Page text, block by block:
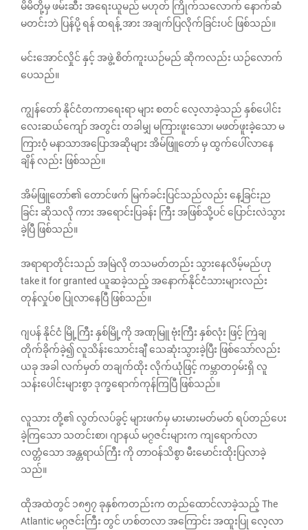
မိမိတို့မှ ဖမ်းဆီး အရေးယူမည် မဟုတ် ကြိုက်သလောက် နောက်ဆံ
မတင်းဘဲ ပြန်ပို့ ရန် ထရန့် အား အချက်ပြလိုက်ခြင်းပင် ဖြစ်သည်။
မင်းအောင်လှိုင် နှင့် အဖွဲ့ စိတ်ကူးယဉ်မည် ဆိုကလည်း ယဉ်လောက်
ပေသည်။
ကျွန်တော် နိုင်ငံတကာရေးရာ များ စတင် လေ့လာခဲ့သည် နှစ်ပေါင်း
လေးဆယ်ကျော် အတွင်း တခါမျှ မကြားဖူးသော၊ မဖတ်ဖူးခဲ့သော မ
ကြားဝံ့ မနာသာအပြောအဆိုများ အိမ်ဖြူတော် မှ ထွက်ပေါ်လာနေ
ချိန် လည်း ဖြစ်သည်။
အိမ်ဖြူတော်၏ တောင်ဖက် မြက်ခင်းပြင်သည်လည်း နေ့ခြင်းည
ခြင်း ဆိုသလို ကား အရောင်းပြခန်း ကြီး အဖြစ်သို့ပင် ပြောင်းလဲသွား
ခဲ့ပြီ ဖြစ်သည်။
အရာရာတိုင်းသည် အမြဲလို တသမတ်တည်း သွား‌နေလိမ့်မည်ဟု
take it for granted ယူဆခဲ့သည့် အနောက်နိုင်ငံသားများလည်း
တုန်လှုပ်စ ပြုလာနေပြီ ဖြစ်သည်။
ဂျပန် နိုင်ငံ မြို့ကြီး နှစ်မြို့ကို အဏုမြူ ဗုံးကြီး နှစ်လုံး ဖြင့် ကြဲချ
တိုက်ခိုက်ခဲ့၍ လူသိန်းသောင်းချီ သေဆုံးသွားခဲ့ပြီး ဖြစ်‌သော်လည်း
ယခု အခါ လက်မှတ် တချက်ထိုး လိုက်ယုံဖြင့် ကမ္ဘာတဝှမ်းရှိ လူ
သန်းပေါင်းများစွာ ဒုက္ခရောက်ကုန်ကြပြီ ဖြစ်သည်။
လူသား တို့၏ လွတ်လပ်ခွင့် များဖက်မှ မားမားမတ်မတ် ရပ်တည်ပေး
ခဲ့ကြသော သတင်းစာ၊ ဂျာနယ် မဂ္ငဇင်းများက ကျရောက်လာ
လတ္တံ‌သော အန္တရာယ်ကြီး ကို တာဝန်သိစွာ မီးမောင်းထိုးပြလာခဲ့
သည်။
ထိုအထဲတွင် ၁၈၅၇ ခုနှစ်ကတည်းက တည်ထောင်လာခဲ့သည့် The
Atlantic မဂ္ဂဇင်းကြီး တွင် ဟစ်တလာ အကြောင်း အထူးပြု ‌လေ့လာ